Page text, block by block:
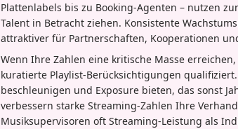
Plattenlabels bis zu Booking-Agenten – nutzen
Talent in Betracht ziehen. Konsistente
attraktiver für Partnerschaften, Kooperationen
Wenn Ihre Zahlen eine kritische Masse
kuratierte Playlist-Berücksichtigungen
beschleunigen und Exposure bieten, das sonst
verbessern starke Streaming-Zahlen Ihre
Musiksupervisoren oft Streaming-Leistung als